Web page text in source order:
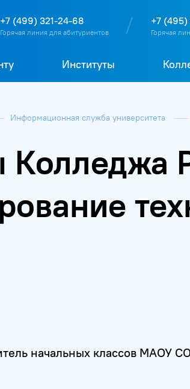
+7 (499) 321-24-68
Горячая линия для абитуриентов
+7 (495)
Горячая
Институты
Информационная служба университета
Колледжа
начальных классов МАОУ